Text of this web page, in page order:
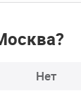
Нет